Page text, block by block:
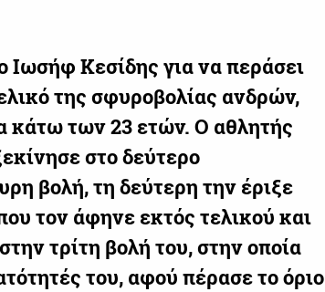
Ιωσήφ Κεσίδης για να περάσει
της σφυροβολίας ανδρών,
των 23 ετών. Ο αθλητής
στο δεύτερο
βολή, τη δεύτερη την έριξε
τον άφηνε εκτός τελικού και
τρίτη βολή του, στην οποία
του, αφού πέρασε το όριο